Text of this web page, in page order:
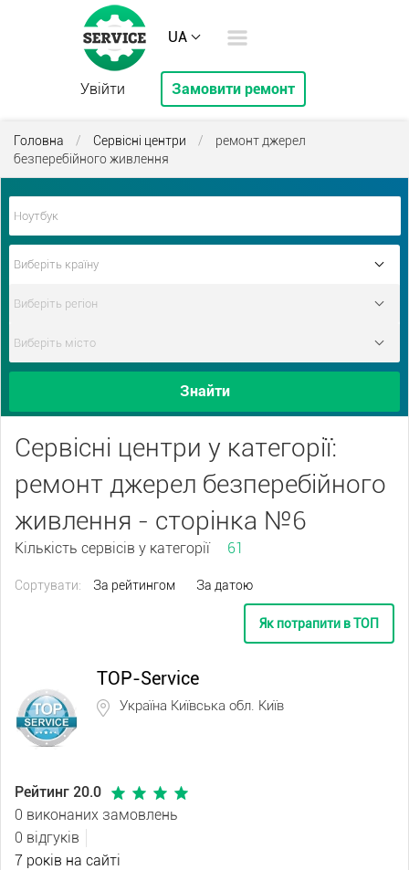
UA
Увійти Замовити ремонт
Головна / Сервісні центри /
ремонт джерел
безперебійного живлення
Знайти
Сервісні центри у категорії:
ремонт джерел безперебійного
живлення - сторінка №6
Кількість сервісів у категорії 61
Сортувати: За рейтингом За датою
Як потрапити в ТОП
TOP-Service
Україна Київська обл. Київ
Рейтинг 20.0
0 виконаних замовлень
0 відгуків
7 років на сайті